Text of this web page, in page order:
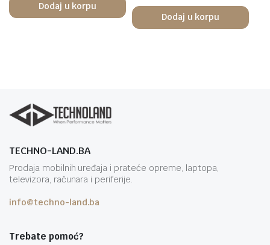
Dodaj u korpu
Dodaj u korpu
TECHNO-LAND.BA
Prodaja mobilnih uređaja i prateće opreme, laptopa,
televizora, računara i periferije.
info@techno-land.ba
Trebate pomoć?